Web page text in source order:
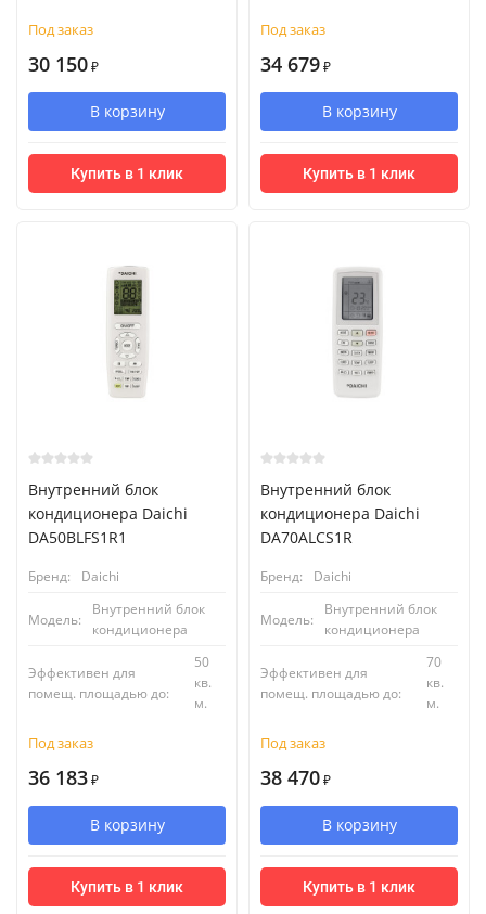
Под заказ
30 150 ₽
В корзину
Купить в 1 клик
Под заказ
34 679 ₽
В корзину
Купить в 1 клик
Внутренний блок
кондиционера Daichi
DA50BLFS1R1
Бренд: Daichi
Модель:
Внутренний блок
кондиционера
Эффективен для
помещ. площадью до:
50
кв.
м.
Под заказ
36 183 ₽
В корзину
Купить в 1 клик
Внутренний блок
кондиционера Daichi
DA70ALCS1R
Бренд: Daichi
Модель:
Внутренний блок
кондиционера
Эффективен для
помещ. площадью до:
70
кв.
м.
Под заказ
38 470 ₽
В корзину
Купить в 1 клик